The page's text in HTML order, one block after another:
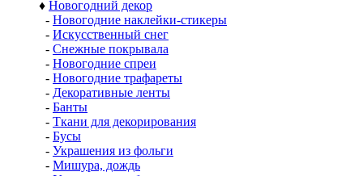
♦ Новогодний декор
- Новогодние наклейки-стикеры
- Искусственный снег
- Снежные покрывала
- Новогодние спреи
- Новогодние трафареты
- Декоративные ленты
- Банты
- Ткани для декорирования
- Бусы
- Украшения из фольги
- Мишура, дождь